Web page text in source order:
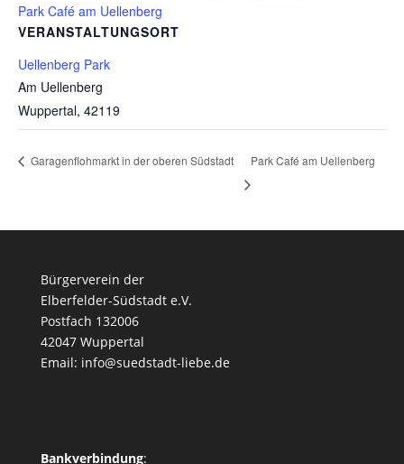
Park Café am Uellenberg
VERANSTALTUNGSORT
Uellenberg Park
Am Uellenberg
Wuppertal, 42119
Garagenflohmarkt in der oberen Südstadt Park Café am Uellenberg
Bürgerverein der
Elberfelder-Südstadt e.V.
Postfach 132006
42047 Wuppertal
Email: info@suedstadt-liebe.de
Bankverbindung: